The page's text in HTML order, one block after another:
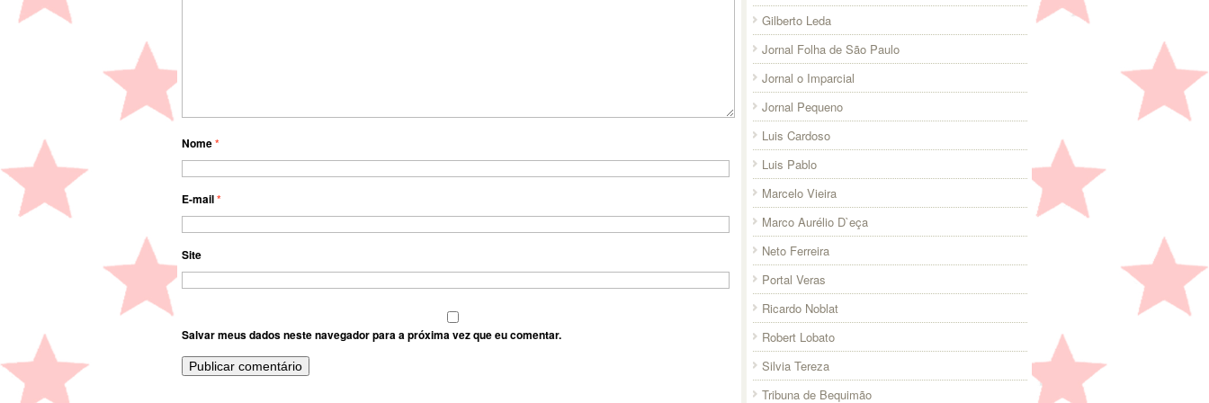
Nome*
E-mail*
Site
Salvar meus dados neste navegador para a próxima vez que eu comentar.
Gilberto Leda
Jornal Folha de São Paulo
Jornal o Imparcial
Jornal Pequeno
Luis Cardoso
Luis Pablo
Marcelo Vieira
Marco Aurélio D`eça
Neto Ferreira
Portal Veras
Ricardo Noblat
Robert Lobato
Silvia Tereza
Tribuna de Bequimão